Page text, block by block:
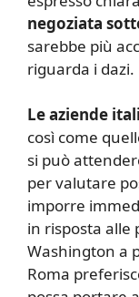
negoziata
sarebbe più
riguarda i dazi.
Le aziende
così come
si può
per valutare
imporre
in risposta alle
Washington a
Roma